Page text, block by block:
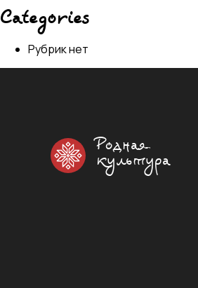
Categories
Рубрик нет
Родная
культура